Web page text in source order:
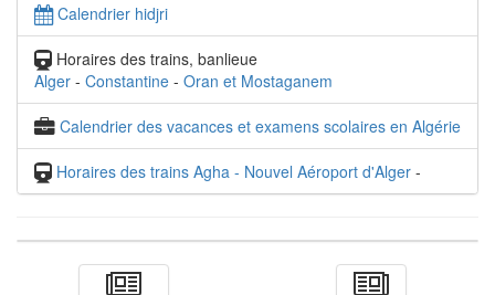
Calendrier hidjri
Horaires des trains, banlieue
Alger - Constantine - Oran et Mostaganem
Calendrier des vacances et examens scolaires en Algérie
Horaires des trains Agha - Nouvel Aéroport d'Alger -